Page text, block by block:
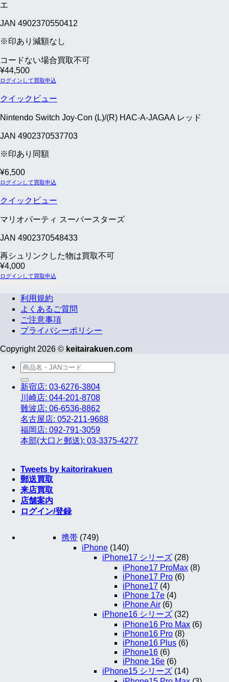
エ
JAN 4902370550412
※印あり減額なし
コードない場合買取不可
¥44,500
ログインして買取申込
クイックビュー
Nintendo Switch Joy-Con (L)/(R) HAC-A-JAGAA レッド
JAN 4902370537703
※印あり同額
¥6,500
ログインして買取申込
クイックビュー
マリオパーティ スーパースターズ
JAN 4902370548433
再シュリンクした物は買取不可
¥4,000
ログインして買取申込
利用規約
よくあるご質問
ご注意事項
プライバシーポリシー
Copyright 2026 © keitairakuen.com
検
索
対
象:
新宿店: 03-6276-3804
川崎店: 044-201-8708
難波店: 06-6536-8862
名古屋店: 052-211-9688
福岡店: 092-791-3059
本部(大口と郵送): 03-3375-4277
Tweets by kaitorirakuen
郵送買取
来店買取
店舗案内
ログイン/登録
携帯 (749)
iPhone (140)
iPhone17 シリーズ (28)
iPhone17 ProMax (8)
iPhone17 Pro (6)
iPhone17 (4)
iPhone 17e (4)
iPhone Air (6)
iPhone16 シリーズ (32)
iPhone16 Pro Max (6)
iPhone16 Pro (8)
iPhone16 Plus (6)
iPhone16 (6)
iPhone 16e (6)
iPhone15 シリーズ (14)